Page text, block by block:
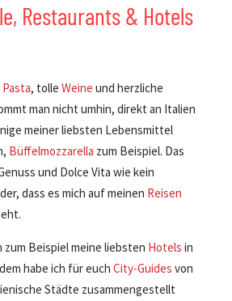
Restaurants & Hotels
Pasta, tolle Weine und herzliche
man nicht umhin, direkt an Italien
meiner liebsten Lebensmittel
Büffelmozzarella zum Beispiel. Das
und Dolce Vita wie kein
dass es mich auf meinen Reisen
zum Beispiel meine liebsten Hotels in
habe ich für euch City-Guides von
Städte zusammengestellt